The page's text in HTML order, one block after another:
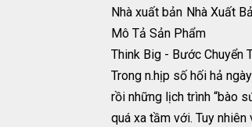
Nhà xuất bản Nhà Xuất
Mô Tả Sản Phẩm
Think Big - Bước Chuyển
Trong n.hịp số hối hả
rồi những lịch trình “bào
quá xa tầm với. Tuy